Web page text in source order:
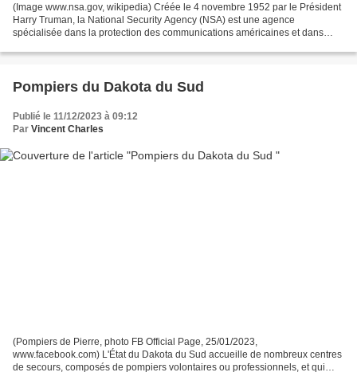
(Image www.nsa.gov, wikipedia) Créée le 4 novembre 1952 par le Président
Harry Truman, la National Security Agency (NSA) est une agence
spécialisée dans la protection des communications américaines et dans
Pompiers du Dakota du Sud
Publié le 11/12/2023 à 09:12
Par Vincent Charles
(Pompiers de Pierre, photo FB Official Page, 25/01/2023,
www.facebook.com) L'État du Dakota du Sud accueille de nombreux centres
de secours, composés de pompiers volontaires ou professionnels, et qui